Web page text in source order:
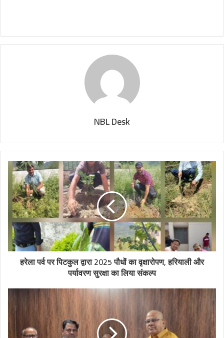
NBL Desk
हरेला पर्व पर पिटकुल द्वारा 2025 पौधों का वृक्षारोपण, हरियाली और
पर्यावरण सुरक्षा का लिया संकल्प